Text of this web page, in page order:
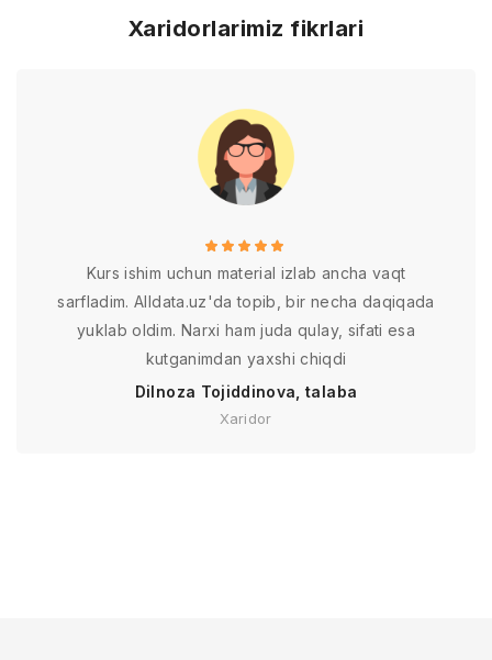
Xaridorlarimiz fikrlari
Kurs ishim uchun material izlab ancha vaqt
sarfladim. Alldata.uz'da topib, bir necha daqiqada
yuklab oldim. Narxi ham juda qulay, sifati esa
kutganimdan yaxshi chiqdi
Dilnoza Tojiddinova, talaba
Xaridor